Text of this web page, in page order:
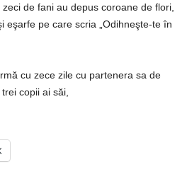
de fani au depus coroane de flori,
eşarfe pe care scria „Odihneşte-te în
cu zece zile cu partenera sa de
copii ai săi,